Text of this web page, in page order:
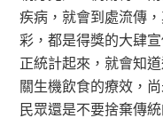
疾病，就會到處流傳
彩，都是得獎的大肆
正統計起來，就會知
關生機飲食的療效，
民眾還是不要捨棄傳